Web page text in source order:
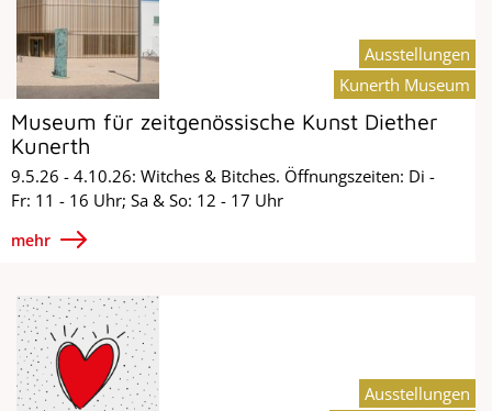
Museum für zeitgenössische Kunst Diether
Kunerth
9.5.26 - 4.10.26: Witches & Bitches. Öffnungszeiten: Di -
Fr: 11 - 16 Uhr; Sa & So: 12 - 17 Uhr
mehr
Ausstellungen
Kunerth Museum
Ausstellungen